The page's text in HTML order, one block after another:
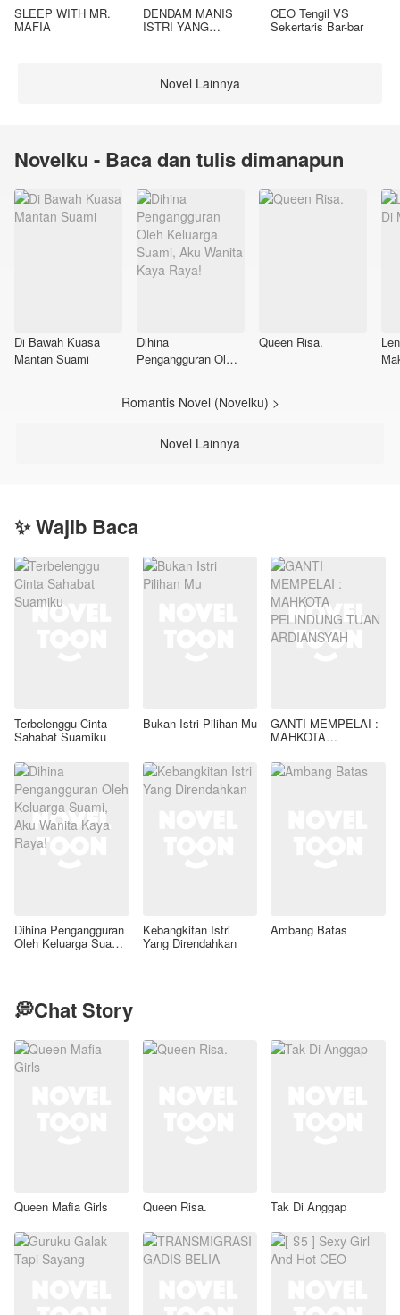
SLEEP WITH MR.
MAFIA
DENDAM MANIS
ISTRI YANG
CEO Tengil VS
Sekertaris Bar-bar
Novel Lainnya
Novelku - Baca dan tulis dimanapun
Di Bawah Kuasa
Mantan Suami
Dihina
Pengangguran Oleh
Raya!
Queen Risa.
Romantis Novel (Novelku) >
Novel Lainnya
✨ Wajib Baca
Terbelenggu Cinta
Sahabat Suamiku
Bukan Istri Pilihan Mu GANTI MEMPELAI :
MAHKOTA
ARDIANSYAH
Dihina Pengangguran
Oleh Keluarga Suami,
Kebangkitan Istri
Yang Direndahkan
Ambang Batas
💭Chat Story
Queen Mafia Girls Queen Risa. Tak Di Anggap